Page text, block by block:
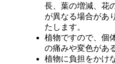
長、葉の増減、花
が異なる場合があ
たします。
植物ですので、個
の痛みや変色があ
植物に負担をかけ